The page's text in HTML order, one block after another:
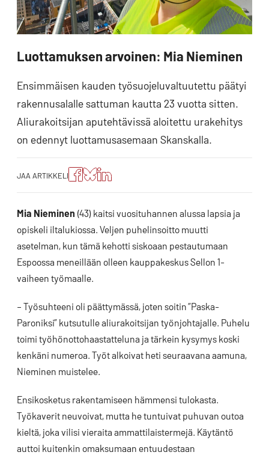
Luottamuksen arvoinen: Mia Nieminen
Ensimmäisen kauden työsuojeluvaltuutettu päätyi
rakennusalalle sattuman kautta 23 vuotta sitten.
Aliurakoitsijan aputehtävissä aloitettu urakehitys
on edennyt luottamusasemaan Skanskalla.
JAA ARTIKKELI
Jaa
artikkeli
Facebookissa
Jaa
artikkeli
Blueskyssa
Jako:
Jaa
artikkeli
Mia Nieminen (43) kaitsi vuosituhannen alussa lapsia ja
opiskeli iltalukiossa. Veljen puhelinsoitto muutti
asetelman, kun tämä kehotti siskoaan pestautumaan
Espoossa meneillään olleen kauppakeskus Sellon 1-
vaiheen työmaalle.
– Työsuhteeni oli päättymässä, joten soitin ”Paska-
Paroniksi” kutsutulle aliurakoitsijan työnjohtajalle. Puhelu
toimi työhönottohaastatteluna ja tärkein kysymys koski
kenkäni numeroa. Työt alkoivat heti seuraavana aamuna,
Nieminen muistelee.
Ensikosketus rakentamiseen hämmensi tulokasta.
Työkaverit neuvoivat, mutta he tuntuivat puhuvan outoa
kieltä, joka vilisi vieraita ammattilaistermejä. Käytäntö
auttoi kuitenkin omaksumaan entuudestaan